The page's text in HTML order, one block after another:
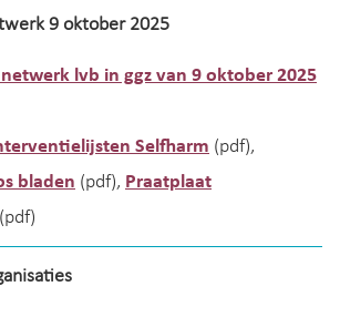
9 oktober 2025
lvb in ggz van 9 oktober 2025
Selfharm (pdf),
bladen (pdf), Praatplaat
(pdf)